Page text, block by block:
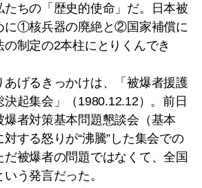
たちの「歴史的使命」だ。日本被
に①核兵器の廃絶と②国家補償に
の制定の2本柱にとりくんでき
るきっかけは、「被爆者援護
起集会」（1980.12.12）。前日
爆者対策基本問題懇談会（基本
する怒りが“沸騰”した集会での
だ被爆者の問題ではなくて、全国
う発言だった。